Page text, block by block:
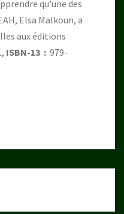
qu'une des
Elsa Malkoun, a
aux éditions
ISBN-13 ‏ : ‎ 979-